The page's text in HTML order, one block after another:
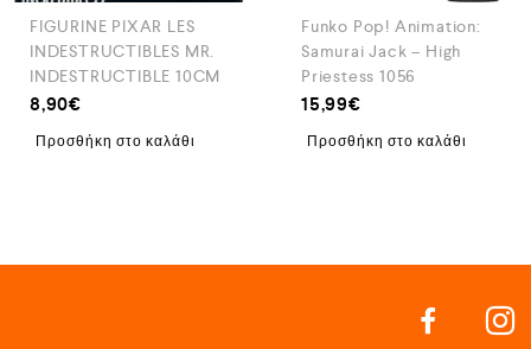
FIGURINE PIXAR LES
INDESTRUCTIBLES MR.
INDESTRUCTIBLE 10CM
8,90€
Προσθήκη στο καλάθι
Funko Pop! Animation:
Samurai Jack – High
Priestess 1056
15,99€
Προσθήκη στο καλάθι